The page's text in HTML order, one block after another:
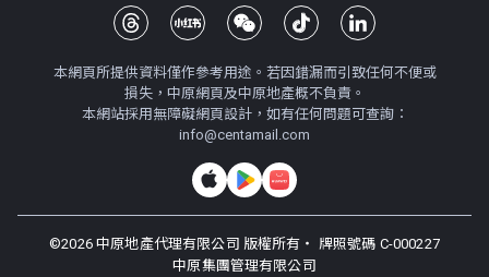
本網頁所提供資料僅作參考用途。若因錯漏而引致任何不便或
損失，中原網頁及中原地產概不負責。
本網站採用無障礙網頁設計，如有任何問題可查詢：
info@centamail.com
©2026中原地產代理有限公司 版權所有・ 牌照號碼 C-000227
中原集團管理有限公司